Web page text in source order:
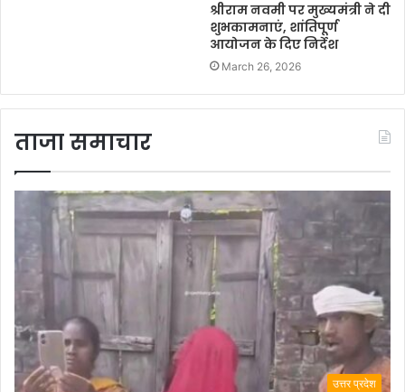
श्रीराम नवमी पर मुख्यमंत्री ने दी
शुभकामनाएं, शांतिपूर्ण
आयोजन के दिए निर्देश
March 26, 2026
ताजा समाचार
उत्तर प्रदेश